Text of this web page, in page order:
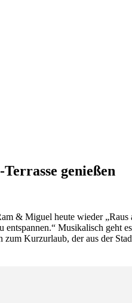
genießen
& Miguel heute wieder „Raus
Musikalisch geht
Kurzurlaub, der aus der